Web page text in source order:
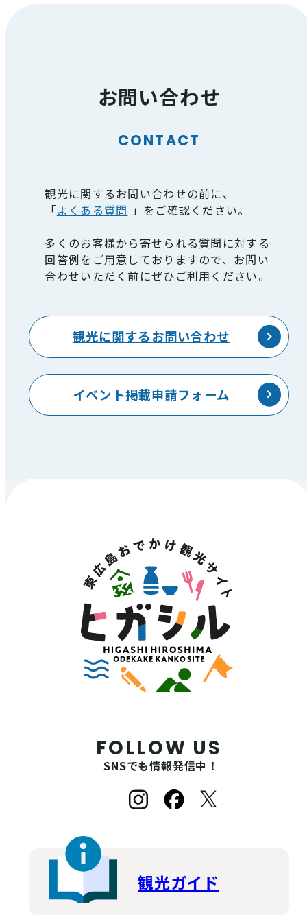
FOLLOW US
SNSでも情報発信中！
観光ガイド
お問い合わせ
CONTACT
観光に関するお問い合わせの前に、
「よくある質問 」をご確認ください。
多くのお客様から寄せられる質問に対する
回答例をご用意しておりますので、お問い
合わせいただく前にぜひご利用ください。
観光に関するお問い合わせ
イベント掲載申請フォーム